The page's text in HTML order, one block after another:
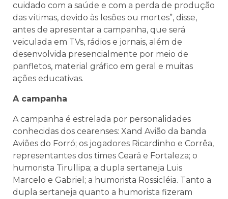
cuidado com a saúde e com a perda de produção
das vítimas, devido às lesões ou mortes”, disse,
antes de apresentar a campanha, que será
veiculada em TVs, rádios e jornais, além de
desenvolvida presencialmente por meio de
panfletos, material gráfico em geral e muitas
ações educativas.
A campanha
A campanha é estrelada por personalidades
conhecidas dos cearenses: Xand Avião da banda
Aviões do Forró; os jogadores Ricardinho e Corrêa,
representantes dos times Ceará e Fortaleza; o
humorista Tirullipa; a dupla sertaneja Luis
Marcelo e Gabriel; a humorista Rossicléia. Tanto a
dupla sertaneja quanto a humorista fizeram